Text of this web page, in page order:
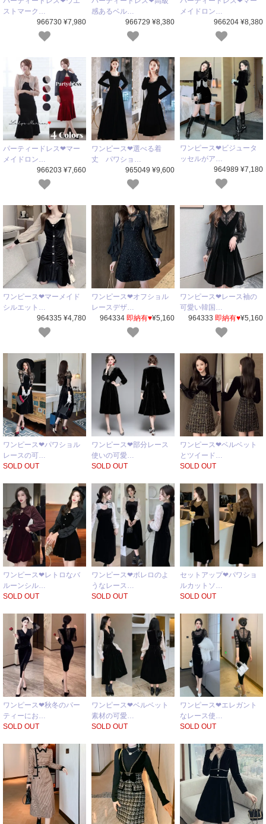
ストマーク…
966730 ¥7,980
感あるベル…
966729 ¥8,380
メイドロン…
966204 ¥8,380
パーティードレス❤マー
メイドロン…
966203 ¥7,660
ワンピース❤選べる着
丈 パワショ…
965049 ¥9,600
ワンピース❤ビジュータ
ッセルがア…
964989 ¥7,180
ワンピース❤マーメイド
シルエット…
964335 ¥4,780
ワンピース❤オフショル
レースデザ…
964334 即納有♥¥5,160
ワンピース❤レース袖の
可愛い韓国…
964333 即納有♥¥5,160
ワンピース❤パワショル
レースの可…
SOLD OUT
ワンピース❤部分レース
使いの可愛…
SOLD OUT
ワンピース❤ベルベット
とツイード…
SOLD OUT
ワンピース❤レトロなバ
ルーンシル…
SOLD OUT
ワンピース❤ボレロのよ
うなレース…
SOLD OUT
セットアップ❤パワショ
ルカットソ…
SOLD OUT
ワンピース❤秋冬のパー
ティーにお…
SOLD OUT
ワンピース❤ベルベット
素材の可愛…
SOLD OUT
ワンピース❤エレガント
なレース使…
SOLD OUT